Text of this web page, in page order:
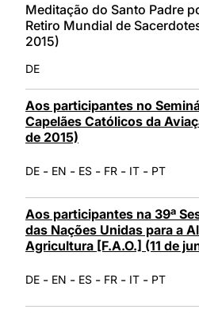
Meditação do Santo Padre
Retiro Mundial de
2015)
DE
Aos participantes no
Capelães Católicos da
de 2015)
DE - EN - ES - FR - IT - PT
Aos participantes na 39ª
das Nações Unidas para a
Agricultura [F.A.O.] (11 de
DE - EN - ES - FR - IT - PT